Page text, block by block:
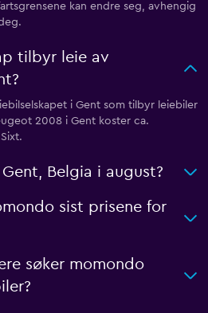
kan endre seg, avhengig
tilbyr leie av
i Gent som tilbyr leiebiler
2008 i Gent koster ca.
Belgia i august?
sist prisene for
søker momondo